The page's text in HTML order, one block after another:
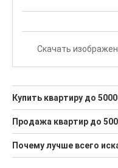
Скачать
Купить квартиру до
Поможем Купить
2 актуальных и
Продажа квартир до
Минимальная цена:
Средняя цена за м2:
Почему лучше всего